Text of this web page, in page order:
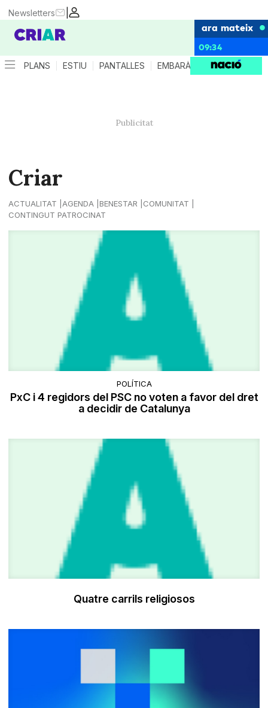
|
Newsletters
ara mateix
09:34
PLANS ESTIU PANTALLES EMBARÀS CRIANÇA
Criar
ACTUALITAT AGENDA BENESTAR
COMUNITAT
CONTINGUT PATROCINAT
POLÍTICA
PxC i 4 regidors del PSC no voten a favor del dret
a decidir de Catalunya
Quatre carrils religiosos